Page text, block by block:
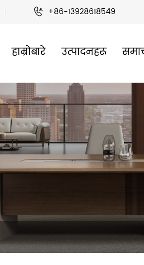
 +86-13928618549
हाम्रोबारे उत्पादनहरू